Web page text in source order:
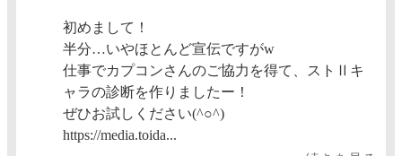
初めまして！
半分…いやほとんど宣伝ですがw
仕事でカプコンさんのご協力を得て、ストⅡキ
ャラの診断を作りましたー！
ぜひお試しください(^○^)
https://media.toida...